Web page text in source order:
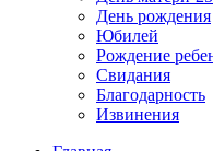
День рождения
Юбилей
Рождение
Свидания
Благодарность
Извинения